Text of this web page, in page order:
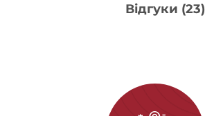
Відгуки (23)